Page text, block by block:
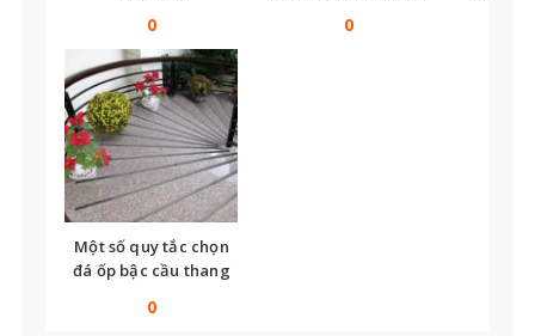
0 0
Một số quy tắc chọn
đá ốp bậc cầu thang
0